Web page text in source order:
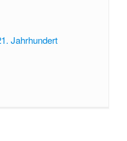
Jahrhundert